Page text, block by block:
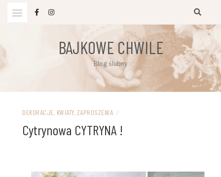
BAJKOWE CHWILE
Blog ślubny
DEKORACJE, KWIATY, ZAPROSZENIA /
Cytrynowa CYTRYNA !